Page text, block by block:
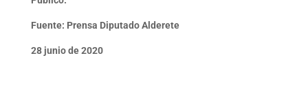
Fuente: Prensa Diputado Alderete
28 junio de 2020